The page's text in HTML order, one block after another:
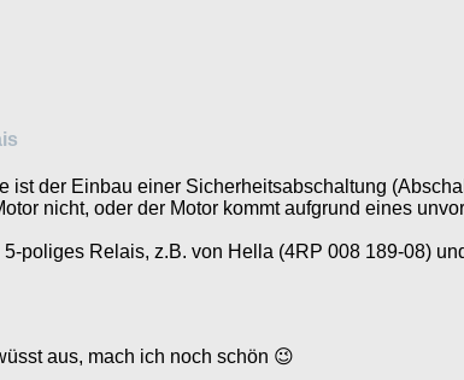
ist der Einbau einer Sicherheitsabschaltung
nicht, oder der Motor kommt aufgrund eines
poliges Relais, z.B. von Hella (4RP 008 189-08)
aus, mach ich noch schön 😉